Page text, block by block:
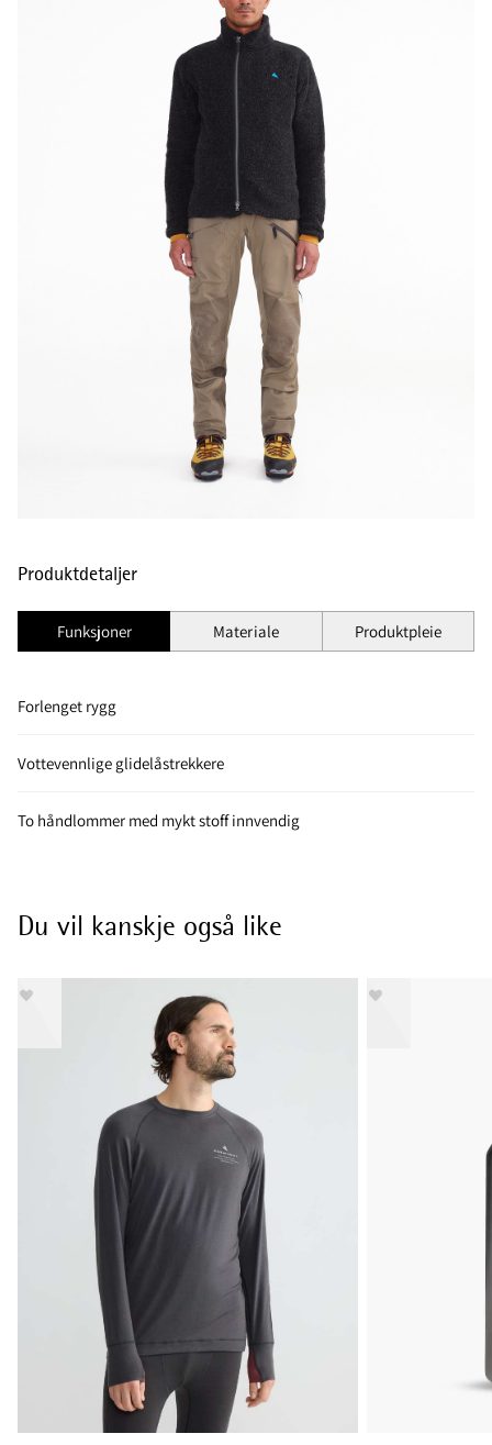
Produktdetaljer
Funksjoner Materiale Produktpleie
Forlenget rygg
Vottevennlige glidelåstrekkere
To håndlommer med mykt stoff innvendig
Du vil kanskje også like